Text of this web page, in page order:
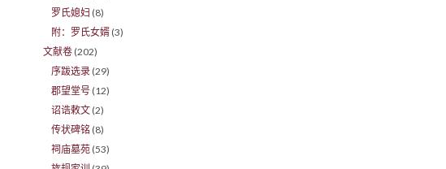
罗氏媳妇 (8)
附：罗氏女婿 (3)
文献卷 (202)
序跋选录 (29)
郡望堂号 (12)
诏诰敕文 (2)
传状碑铭 (8)
祠庙墓苑 (53)